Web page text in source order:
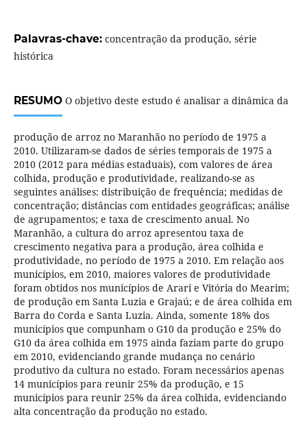
Palavras-chave: concentração da produção, série
histórica
RESUMOO objetivo deste estudo é analisar a dinâmica da
produção de arroz no Maranhão no período de 1975 a
2010. Utilizaram-se dados de séries temporais de 1975 a
2010 (2012 para médias estaduais), com valores de área
colhida, produção e produtividade, realizando-se as
seguintes análises: distribuição de frequência; medidas de
concentração; distâncias com entidades geográficas; análise
de agrupamentos; e taxa de crescimento anual. No
Maranhão, a cultura do arroz apresentou taxa de
crescimento negativa para a produção, área colhida e
produtividade, no período de 1975 a 2010. Em relação aos
municípios, em 2010, maiores valores de produtividade
foram obtidos nos municípios de Arari e Vitória do Mearim;
de produção em Santa Luzia e Grajaú; e de área colhida em
Barra do Corda e Santa Luzia. Ainda, somente 18% dos
municípios que compunham o G10 da produção e 25% do
G10 da área colhida em 1975 ainda faziam parte do grupo
em 2010, evidenciando grande mudança no cenário
produtivo da cultura no estado. Foram necessários apenas
14 municípios para reunir 25% da produção, e 15
municípios para reunir 25% da área colhida, evidenciando
alta concentração da produção no estado.